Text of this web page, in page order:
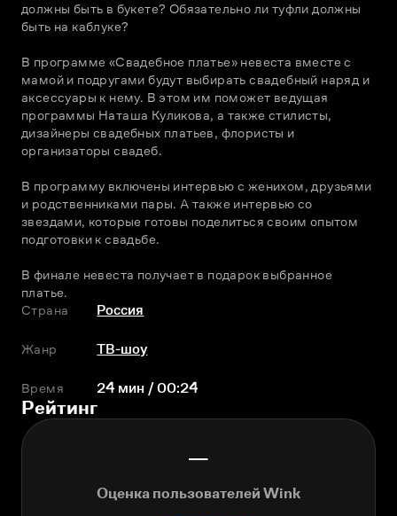
должны быть в букете? Обязательно ли туфли должны
быть на каблуке?
В программе «Свадебное платье» невеста вместе с
мамой и подругами будут выбирать свадебный наряд и
аксессуары к нему. В этом им поможет ведущая
программы Наташа Куликова, а также стилисты,
дизайнеры свадебных платьев, флористы и
организаторы свадеб.
В программу включены интервью с женихом, друзьями
и родственниками пары. А также интервью со
звездами, которые готовы поделиться своим опытом
подготовки к свадьбе.
В финале невеста получает в подарок выбранное
платье.
Страна
Россия
Жанр ТВ-шоу
Время 24 мин / 00:24
Рейтинг
—
Оценка пользователей Wink